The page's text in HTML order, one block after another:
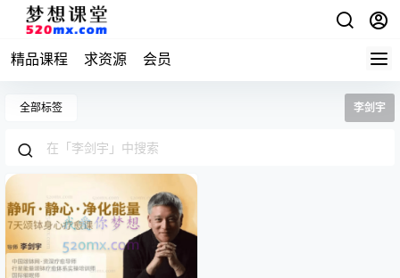
精品课程 求资源 会员
全部标签 李剑宇